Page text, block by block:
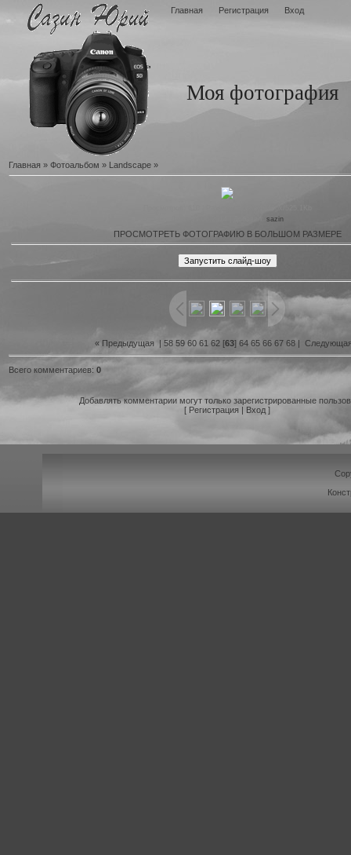
Главная Регистрация Вход
Моя фотография
Главная » Фотоальбом » Landscape »
sazin
ПРОСМОТРЕТЬ ФОТОГРАФИЮ В БОЛЬШОМ РАЗМЕРЕ
« Предыдущая | 58 59 60 61 62 [63] 64 65 66 67 68 |
Всего комментариев: 0
Добавлять комментарии могут только зарегистрированные
[ Регистрация Вход ]